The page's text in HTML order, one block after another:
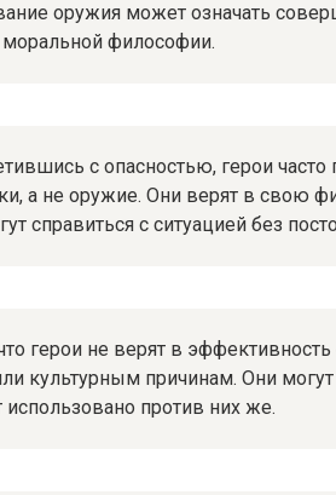
оружия может означать
моральной философии.
с опасностью, герои
а не оружие. Они верят в свою
справиться с ситуацией без
герои не верят в
культурным причинам. Они могут
против них же.